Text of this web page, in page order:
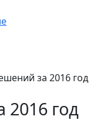
за 2016 год
год